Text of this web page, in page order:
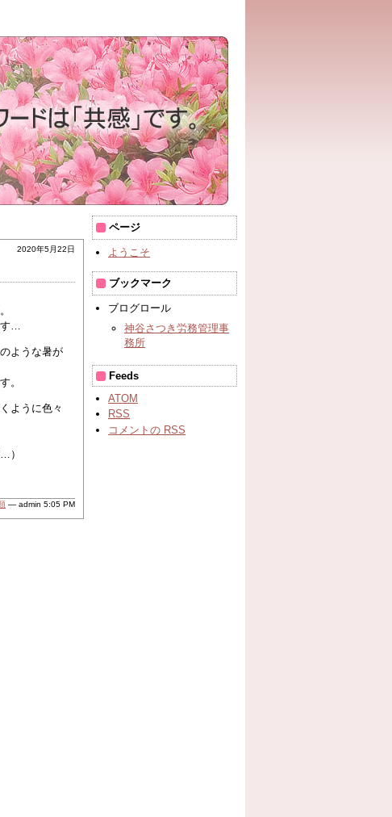
2020年5月22日
す…
ような暑が
。
ように色々
）
— admin 5:05 PM
ページ
ようこそ
ブックマーク
ブログロール
神谷さつき労務管理事
務所
Feeds
ATOM
RSS
コメントの RSS